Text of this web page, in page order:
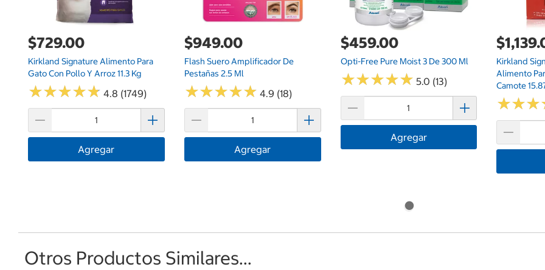
$729.00
Kirkland Signature Alimento Para
Gato Con Pollo Y Arroz 11.3 Kg
★★★★★
★★★★★ 4.8 (1749)
Agregar
$949.00
Flash Suero Amplificador De
Pestañas 2.5 Ml
★★★★★
★★★★★ 4.9 (18)
Agregar
$459.00
Opti-Free Pure Moist 3 De 300 Ml
★★★★★
★★★★★ 5.0 (13)
Agregar
Kirkland
Alimento
Camote
★★★
★★★
Otros Productos Similares...